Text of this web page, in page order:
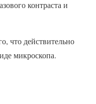
контраста и
что действительно
микроскопа.